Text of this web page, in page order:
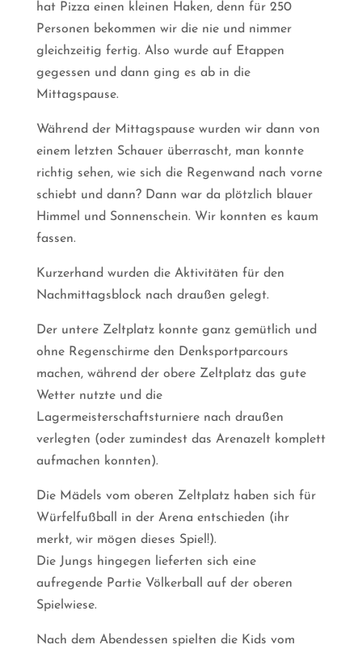
hat Pizza einen kleinen Haken, denn für 250
Personen bekommen wir die nie und nimmer
gleichzeitig fertig. Also wurde auf Etappen
gegessen und dann ging es ab in die
Mittagspause.
Während der Mittagspause wurden wir dann von
einem letzten Schauer überrascht, man konnte
richtig sehen, wie sich die Regenwand nach vorne
schiebt und dann? Dann war da plötzlich blauer
Himmel und Sonnenschein. Wir konnten es kaum
fassen.
Kurzerhand wurden die Aktivitäten für den
Nachmittagsblock nach draußen gelegt.
Der untere Zeltplatz konnte ganz gemütlich und
ohne Regenschirme den Denksportparcours
machen, während der obere Zeltplatz das gute
Wetter nutzte und die
Lagermeisterschaftsturniere nach draußen
verlegten (oder zumindest das Arenazelt komplett
aufmachen konnten).
Die Mädels vom oberen Zeltplatz haben sich für
Würfelfußball in der Arena entschieden (ihr
merkt, wir mögen dieses Spiel!).
Die Jungs hingegen lieferten sich eine
aufregende Partie Völkerball auf der oberen
Spielwiese.
Nach dem Abendessen spielten die Kids vom